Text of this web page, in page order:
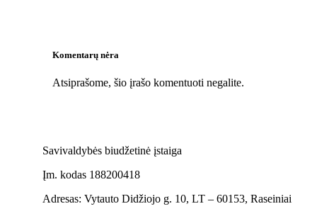
Komentarų nėra
Atsiprašome, šio įrašo komentuoti negalite.
Savivaldybės biudžetinė įstaiga
Įm. kodas 188200418
Adresas: Vytauto Didžiojo g. 10, LT – 60153, Raseiniai